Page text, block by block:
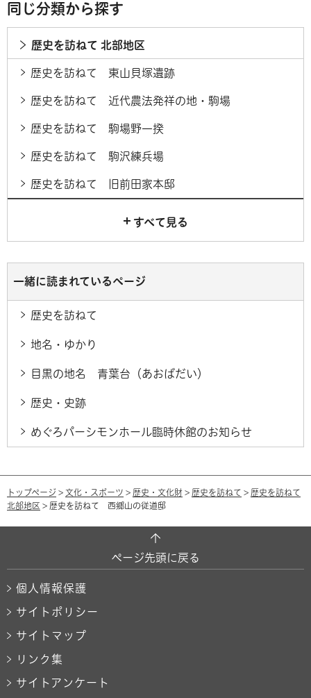
同じ分類から探す
歴史を訪ねて 北部地区
歴史を訪ねて 東山貝塚遺跡
歴史を訪ねて 近代農法発祥の地・駒場
歴史を訪ねて 駒場野一揆
歴史を訪ねて 駒沢練兵場
歴史を訪ねて 旧前田家本邸
すべて見る
一緒に読まれているページ
歴史を訪ねて
地名・ゆかり
目黒の地名 青葉台（あおばだい）
歴史・史跡
めぐろパーシモンホール臨時休館のお知らせ
トップページ > 文化・スポーツ > 歴史・文化財 > 歴史を訪ねて > 歴史を訪ねて
北部地区 > 歴史を訪ねて 西郷山の従道邸
ページ先頭に戻る
個人情報保護
サイトポリシー
サイトマップ
リンク集
サイトアンケート